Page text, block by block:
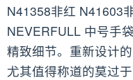
N41358非红 N41603
NEVERFULL 中号手
精致细节。重新设计
尤其值得称道的莫过